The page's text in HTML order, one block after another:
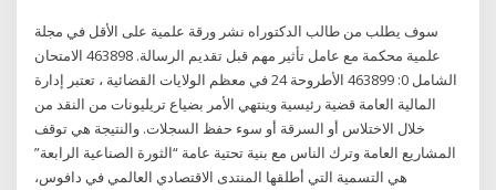
سوف يطلب من طالب الدكتوراه نشر ورقة علمية على الأقل في مجلة
علمية محكمة مع عامل تأثير مهم قبل تقديم الرسالة. 463898 الامتحان
الشامل 0: 463899 الأطروحة 24 في معظم الولايات القضائية ، تعتبر إدارة
المالية العامة قضية رئيسية وينتهي الأمر بضياع تريليونات من النقد من
خلال الاختلاس أو السرقة أو سوء حفظ السجلات. والنتيجة هي توقف
المشاريع العامة وترك الناس مع بنية تحتية عامة “الثورة الصناعية الرابعة”
هي التسمية التي أطلقها المنتدى الاقتصادي العالمي في دافوس،